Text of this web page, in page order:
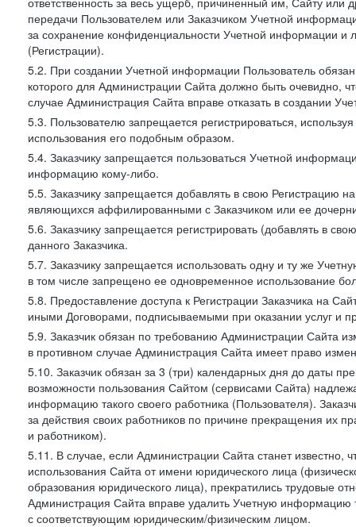
передачи Пользователем или Заказчиком Учетной
за сохранение конфиденциальности Учетной информации
(Регистрации).
5.2. При создании Учетной информации Пользователь
которого для Администрации Сайта должно быть очевидно,
случае Администрация Сайта вправе отказать в создании
5.3. Пользователю запрещается регистрироваться,
использования его подобным образом.
5.4. Заказчику запрещается пользоваться Учетной
информацию кому-либо.
5.5. Заказчику запрещается добавлять в свою Регистрацию
являющихся аффилированными с Заказчиком или ее
5.6. Заказчику запрещается регистрировать (добавлять в
данного Заказчика.
5.7. Заказчику запрещается использовать одну и ту же
в том числе запрещено ее одновременное использование
5.8. Предоставление доступа к Регистрации Заказчика на
иными Договорами, подписываемыми при оказании услуг и
5.9. Заказчик обязан по требованию Администрации Сайта
в противном случае Администрация Сайта имеет право
5.10. Заказчик обязан за 3 (три) календарных дня до даты
возможности пользования Сайтом (сервисами Сайта)
информацию такого своего работника (Пользователя).
за действия своих работников по причине прекращения их
и работником).
5.11. В случае, если Администрации Сайта станет
использования Сайта от имени юридического лица
образования юридического лица), прекратились трудовые
Администрация Сайта вправе удалить Учетную информацию
с соответствующим юридическим/физическим лицом.